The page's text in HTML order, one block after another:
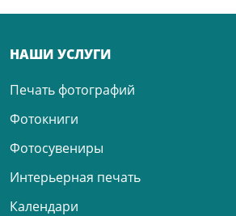
НАШИ УСЛУГИ
Печать фотографий
Фотокниги
Фотосувениры
Интерьерная печать
Календари